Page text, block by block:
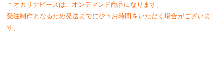
＊オカリナピースは、オンデマンド商品になります。
受注制作となるため発送までに少々お時間をいただく場合がございま
す。